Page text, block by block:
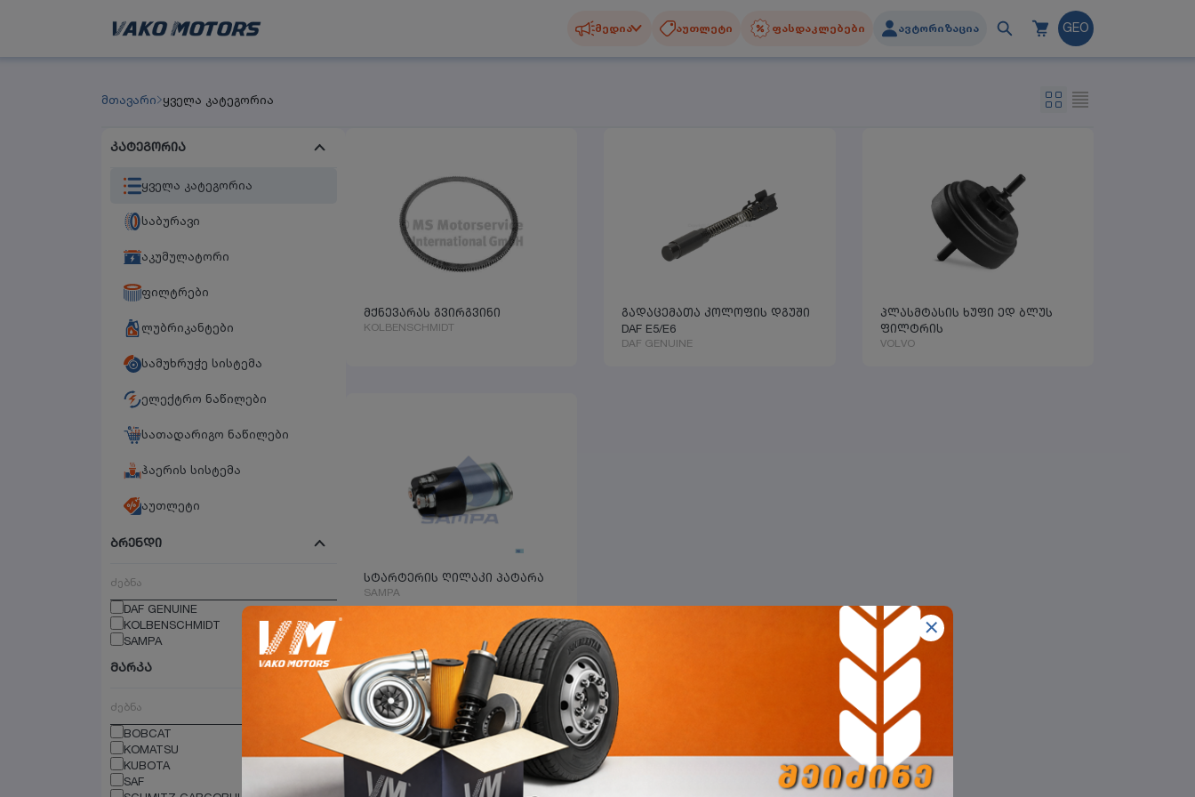
მედია აუთლეტი ფასდაკლებები ავტორიზაცია GEO
მთავარი ყველა კატეგორია
კატეგორია
ყველა კატეგორია
საბურავი
აკუმულატორი
ფილტრები
ლუბრიკანტები
სამუხრუჭე სისტემა
ელექტრო ნაწილები
სათადარიგო ნაწილები
ჰაერის სისტემა
აუთლეტი
ბრენდი
DAF GENUINE
KOLBENSCHMIDT
SAMPA
მარკა
BOBCAT
KOMATSU
KUBOTA
SAF
მქნევარას გვირგვინი
KOLBENSCHMIDT
გადაცემათა კოლოფის დგუში
DAF E5/E6
DAF GENUINE
პლასმტასის ხუფი ედ ბლუს
ფილტრის
VOLVO
სტარტერის ღილაკი პატარა
SAMPA